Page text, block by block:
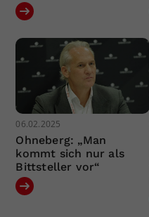
06.02.2025
Ohneberg: „Man
kommt sich nur als
Bittsteller vor“